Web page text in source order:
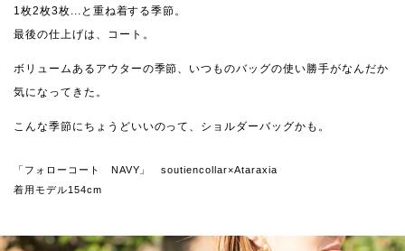
1枚2枚3枚...と重ね着する季節。
最後の仕上げは、コート。
ボリュームあるアウターの季節、いつものバッグの使い勝手がなんだか
気になってきた。
こんな季節にちょうどいいのって、ショルダーバッグかも。
「フォローコート NAVY」 soutiencollar×Ataraxia
着用モデル154cm